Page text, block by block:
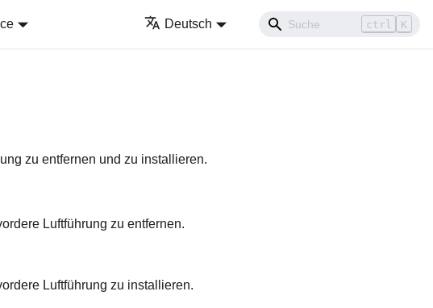
Deutsch ctrl K
zu entfernen und zu installieren.
Luftführung zu entfernen.
Luftführung zu installieren.